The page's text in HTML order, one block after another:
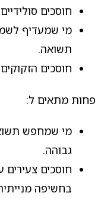
חוסכים
מי שמעדיף
תשואה.
חוסכים
פחות מתאים ל:
מי שמחפש
גבוהה.
חוסכים
בחשיפה